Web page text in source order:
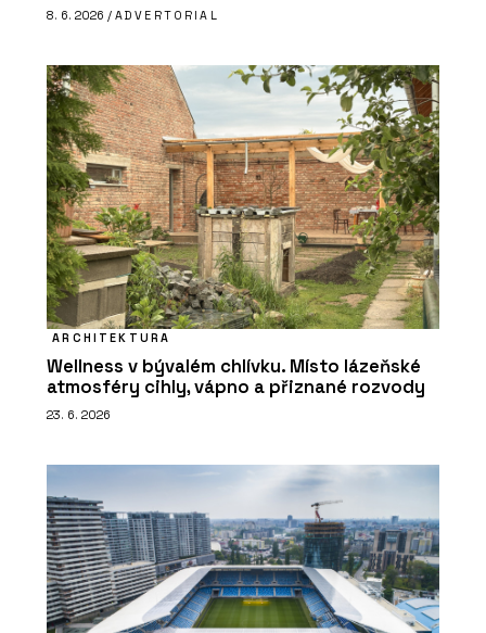
8. 6. 2026 / ADVERTORIAL
ARCHITEKTURA
Wellness v bývalém chlívku. Místo lázeňské
atmosféry cihly, vápno a přiznané rozvody
23. 6. 2026